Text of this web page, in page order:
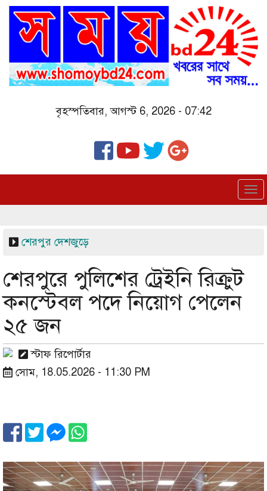
Skip
main
বৃহস্পতিবার, আগস্ট 6, 2026 - 07:42
শেরপুর দেশজুড়ে
শেরপুরে পুলিশের ট্রেইনি রিক্রুট
কনস্টেবল পদে নিয়োগ পেলেন
২৫ জন
স্টাফ রিপোর্টার
সোম, 18.05.2026 - 11:30 PM
Image